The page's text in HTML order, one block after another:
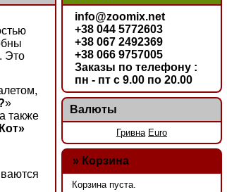
Это
»
также
info@zoomix.net
+38 044 5772603
+38 067 2492369
+38 066 9757005
Заказы по телефону :
пн - пт с 9.00 по 20.00
Валюты
Гривна Euro
» Корзина
Корзина пуста.